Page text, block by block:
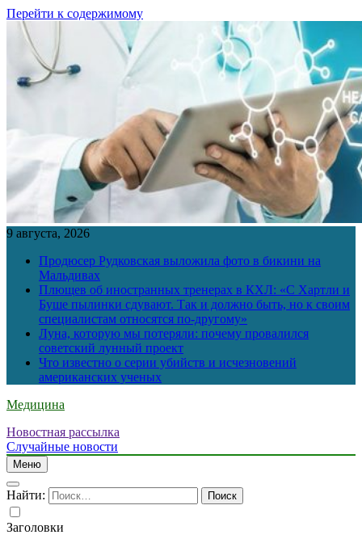
Перейти к содержимому
9 августа, 2026
Продюсер Рудковская выложила фото в бикини на
Мальдивах
Плющев об иностранных тренерах в КХЛ: «С Хартли и
Буше пылинки сдувают. Так и должно быть, но к своим
специалистам относятся по-другому»
Луна, которую мы потеряли: почему провалился
советский лунный проект
Что известно о серии убийств и исчезновений
американских ученых
Медицина
Новостная рассылка
Случайные новости
Меню
Найти:
Заголовки